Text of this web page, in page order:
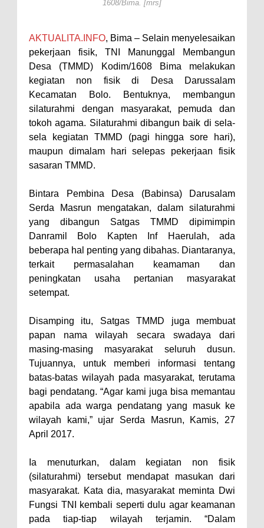
Perkuat Soliditas-Sinergi,
Kapolres Bima Silaturahmi ke
Kejari dan Kodim 1608
Nobar Piala Dunia Argentina vs
Inggris, Polres Bima Pererat
Silaturahmi dengan Masyarakat
Antusiasnya Warga dan Polisi
Nobar Bareng Laga Prancis vs
Wali Kota Bima Tinjau Finalisasi
Pembangunan RSUD Kota Bima,
Pastikan Pemindahan Layanan
Berjalan Bertahap
"Polisi Peduli" Satsamapta
Polres Bima Bantu Warga Padolo
Wali Kota Bima Tinjau Rumah
Warga Tidak Layak Huni di
Kelurahan Oi Mbo, Dorong
Percepatan Bantuan BSPS
Wakil Wali Kota Bima
Konsultasikan Usulan Inpres
Jalan Daerah 2026 dan
NTB
Wali Kota Tekankan Disiplin ASN
dan Penguatan Kolaborasi
Wali Kota Bima Hadiri Rakornas
1608/Bima. [mrs]
AKTUALITA.INFO, Bima – Selain menyelesaikan
pekerjaan fisik, TNI Manunggal Membangun
Desa (TMMD) Kodim/1608 Bima melakukan
kegiatan non fisik di Desa Darussalam
Kecamatan Bolo. Bentuknya, membangun
silaturahmi dengan masyarakat, pemuda dan
tokoh agama. Silaturahmi dibangun baik di sela-
sela kegiatan TMMD (pagi hingga sore hari),
maupun dimalam hari selepas pekerjaan fisik
sasaran TMMD.
Bintara Pembina Desa (Babinsa) Darusalam
Serda Masrun mengatakan, dalam silaturahmi
yang dibangun Satgas TMMD dipimimpin
Danramil Bolo Kapten Inf Haerulah, ada
beberapa hal penting yang dibahas. Diantaranya,
terkait permasalahan keamaman dan
peningkatan usaha pertanian masyarakat
setempat.
Disamping itu, Satgas TMMD juga membuat
papan nama wilayah secara swadaya dari
masing-masing masyarakat seluruh dusun.
Tujuannya, untuk memberi informasi tentang
batas-batas wilayah pada masyarakat, terutama
bagi pendatang. “Agar kami juga bisa memantau
apabila ada warga pendatang yang masuk ke
wilayah kami,” ujar Serda Masrun, Kamis, 27
April 2017.
Ia menuturkan, dalam kegiatan non fisik
(silaturahmi) tersebut mendapat masukan dari
masyarakat. Kata dia, masyarakat meminta Dwi
Fungsi TNI kembali seperti dulu agar keamanan
pada tiap-tiap wilayah terjamin. “Dalam